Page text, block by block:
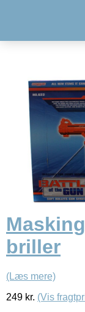
briller
(Læs mere)
249 kr. (Vis